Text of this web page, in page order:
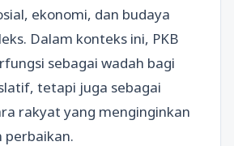
ekonomi, dan budaya
Dalam konteks ini, PKB
sebagai wadah bagi
tetapi juga sebagai
rakyat yang menginginkan
perbaikan.